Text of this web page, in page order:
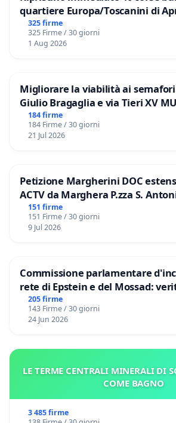
quartiere Europa/Toscanini di
325 firme
325 Firme / 30 giorni
1 Aug 2026
Migliorare la viabilità ai
Giulio Bragaglia e via Tieri XV
ROMA
184 firme
184 Firme / 30 giorni
21 Jul 2026
Petizione Margherini DOC
ACTV da Marghera P.zza S.
Marco Polo tariffa a € 1,50
151 firme
151 Firme / 30 giorni
9 Jul 2026
Commissione parlamentare
rete di Epstein e del Mossad:
Files
205 firme
143 Firme / 30 giorni
24 Jun 2026
LE TERME CENTRALI MINERALI DI
COME BAGNO
3 485 firme